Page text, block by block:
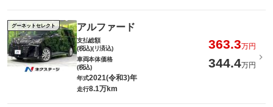
グーネットセレクト アルファード
支払総額
(税込)(リ済込)
363.3万円
車両本体価格
(税込)
344.4万円
年式2021(令和3)年
走行8.1万km